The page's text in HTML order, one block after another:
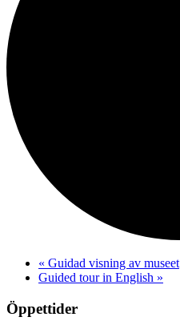
« Guidad visning av museet
Guided tour in English »
Öppettider